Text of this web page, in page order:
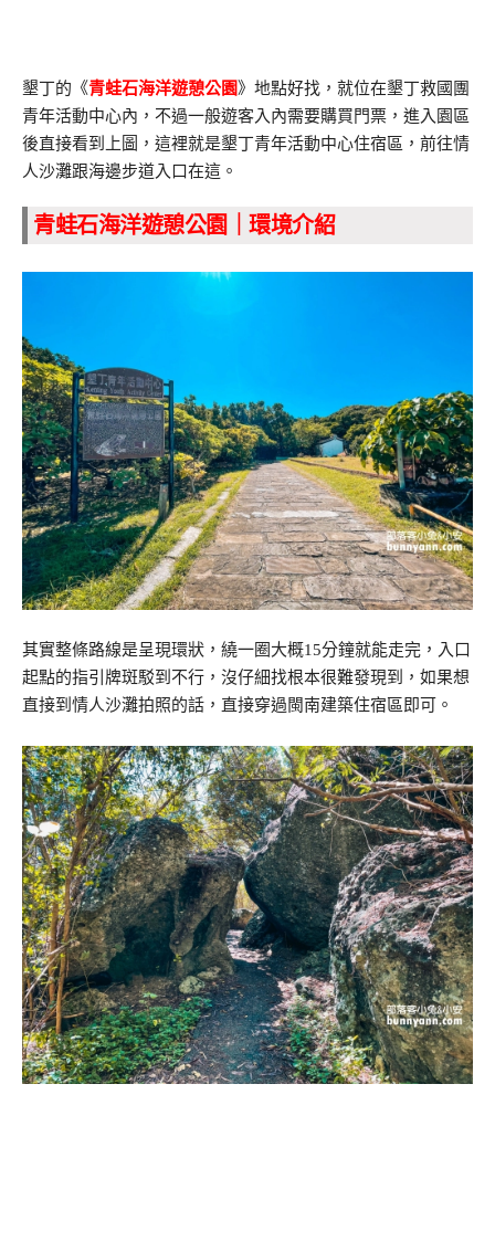
墾丁的《青蛙石海洋遊憩公園》地點好找，就位在墾丁救國團
青年活動中心內，不過一般遊客入內需要購買門票，進入園區
後直接看到上圖，這裡就是墾丁青年活動中心住宿區，前往情
人沙灘跟海邊步道入口在這。
青蛙石海洋遊憩公園｜環境介紹
其實整條路線是呈現環狀，繞一圈大概15分鐘就能走完，入口
起點的指引牌斑駁到不行，沒仔細找根本很難發現到，如果想
直接到情人沙灘拍照的話，直接穿過閩南建築住宿區即可。